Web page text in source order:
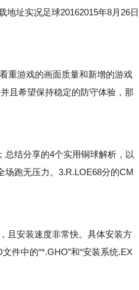
地址实况足球20162015年8月26日
重游戏的画面质量和新增的游戏
且希望保持稳定的防守体验，那
结分享的4个实用铜球解析，以
场跑无压力。3.R.LOE68分的CM
安装速度非常快。具体安装方
件中的“*.GHO”和“安装系统.EX